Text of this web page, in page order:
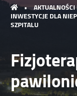
•
INWESTYCJE DLA
SZPITALU